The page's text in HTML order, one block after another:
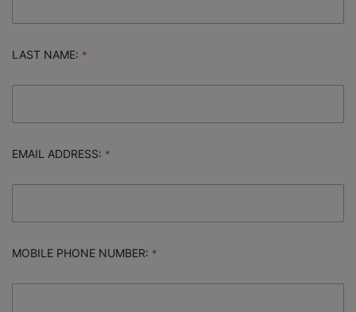
LAST NAME:
EMAIL ADDRESS:
MOBILE PHONE NUMBER: